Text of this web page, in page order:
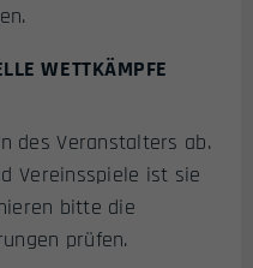
WETTKÄMPFE
des Veranstalters ab.
Vereinsspiele ist sie
bitte die
prüfen.